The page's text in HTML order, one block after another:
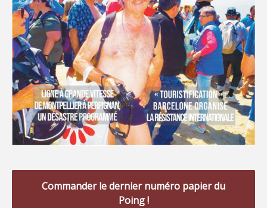
Commander le dernier numéro papier du
Poing !